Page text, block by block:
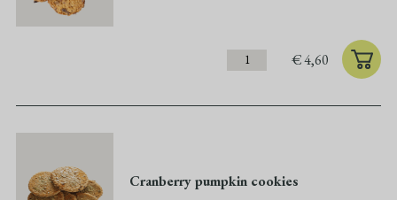
€4,60
Cranberry pumpkin cookies